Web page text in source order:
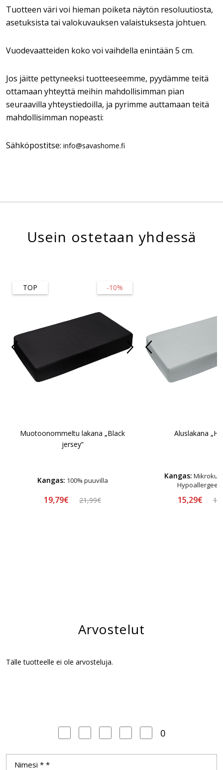
Tuotteen väri voi hieman poiketa näytön resoluutiosta,
asetuksista tai valokuvauksen valaistuksesta johtuen.
Vuodevaatteiden koko voi vaihdella enintään 5 cm.
Jos jäitte pettyneeksi tuotteeseemme, pyydämme teitä
ottamaan yhteyttä meihin mahdollisimman pian
seuraavilla yhteystiedoilla, ja pyrimme auttamaan teitä
mahdollisimman nopeasti:
Sähköpostitse: info@savashome.fi
Usein ostetaan yhdessä
-10%
TOP
Muotoonommeltu lakana „Black
jersey“
Kangas: 100% puuvilla
19,79€ 21,99€
Aluslakana
Kangas:
15,29€
Arvostelut
Tälle tuotteelle ei ole arvosteluja.
0